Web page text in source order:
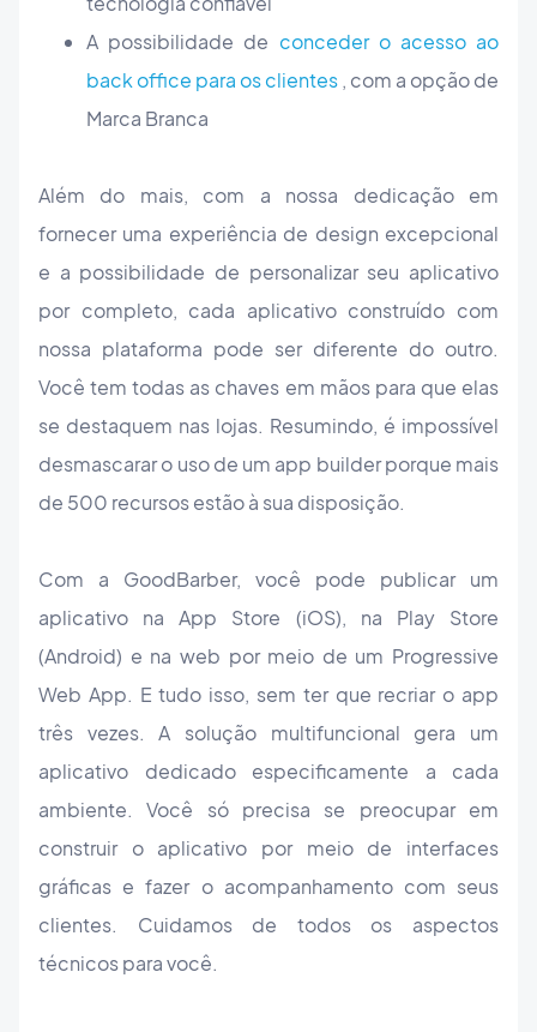
A possibilidade de conceder o acesso ao
back office para os clientes , com a opção de
Marca Branca
Além do mais, com a nossa dedicação em
fornecer uma experiência de design excepcional
e a possibilidade de personalizar seu aplicativo
por completo, cada aplicativo construído com
nossa plataforma pode ser diferente do outro.
Você tem todas as chaves em mãos para que elas
se destaquem nas lojas. Resumindo, é impossível
desmascarar o uso de um app builder porque mais
de 500 recursos estão à sua disposição.
Com a GoodBarber, você pode publicar um
aplicativo na App Store (iOS), na Play Store
(Android) e na web por meio de um Progressive
Web App. E tudo isso, sem ter que recriar o app
três vezes. A solução multifuncional gera um
aplicativo dedicado especificamente a cada
ambiente. Você só precisa se preocupar em
construir o aplicativo por meio de interfaces
gráficas e fazer o acompanhamento com seus
clientes. Cuidamos de todos os aspectos
técnicos para você.